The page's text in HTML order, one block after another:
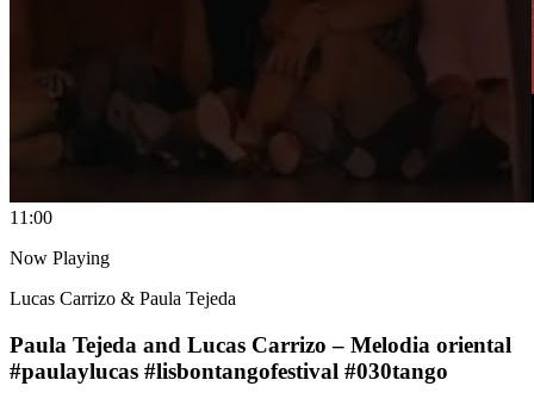
1 1:00
Now Playing
Lucas Carrizo & Paula Tejeda
Paula Tejeda and Lucas Carrizo – Melodia oriental
#paulaylucas #lisbontangofestival #030tango